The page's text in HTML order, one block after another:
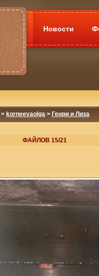
Новости
> korneevaolga > Генри и Лиза
ФАЙЛОВ 15/21